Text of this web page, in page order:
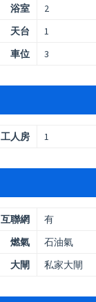
浴室
2
天台
1
車位
3
工人房 1
互聯網
有
燃氣
石油氣
大閘
私家大閘